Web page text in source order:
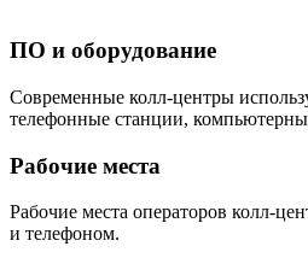
ПО и оборудование
Современные колл-центры
телефонные станции,
Рабочие места
Рабочие места операторов колл-
и телефоном.